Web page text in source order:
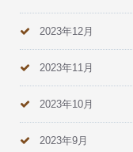
2023年12月
2023年11月
2023年10月
2023年9月